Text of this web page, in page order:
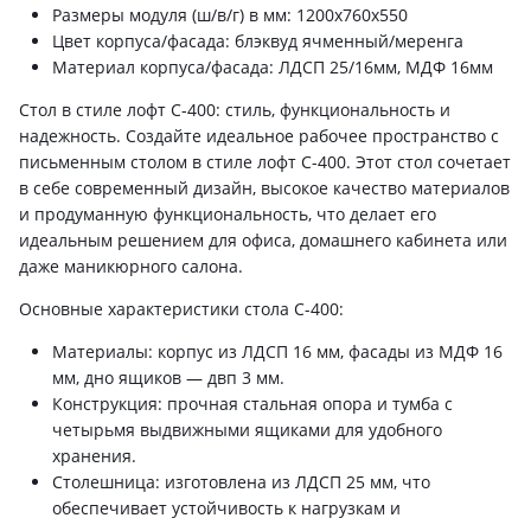
Размеры модуля (ш/в/г) в мм: 1200х760х550
Цвет корпуса/фасада: блэквуд ячменный/меренга
Материал корпуса/фасада: ЛДСП 25/16мм, МДФ 16мм
Стол в стиле лофт С-400: стиль, функциональность и
надежность. Создайте идеальное рабочее пространство с
письменным столом в стиле лофт С-400. Этот стол сочетает
в себе современный дизайн, высокое качество материалов
и продуманную функциональность, что делает его
идеальным решением для офиса, домашнего кабинета или
даже маникюрного салона.
Основные характеристики стола С-400:
Материалы: корпус из ЛДСП 16 мм, фасады из МДФ 16
мм, дно ящиков — двп 3 мм.
Конструкция: прочная стальная опора и тумба с
четырьмя выдвижными ящиками для удобного
хранения.
Столешница: изготовлена из ЛДСП 25 мм, что
обеспечивает устойчивость к нагрузкам и